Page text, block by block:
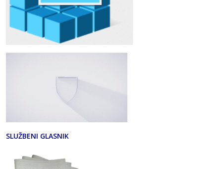
SLUŽBENI GLASNIK